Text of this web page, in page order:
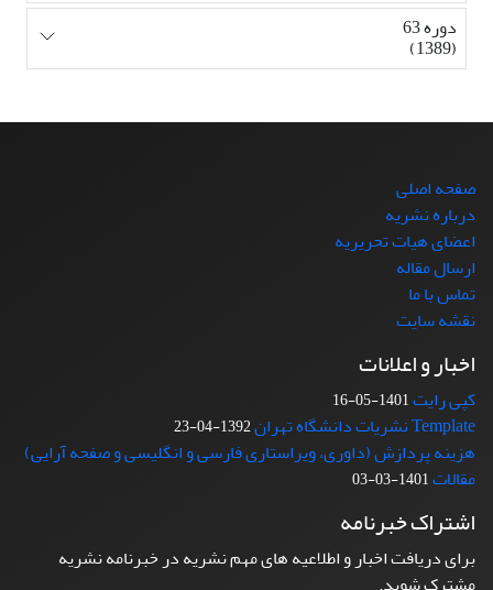
دوره 63
(1389)
صفحه اصلی
درباره نشریه
اعضای هیات تحریریه
ارسال مقاله
تماس با ما
نقشه سایت
اخبار و اعلانات
کپی رایت1401-05-16
Template نشریات دانشگاه تهران 1392-04-23
هزینه پردازش (داوری، ویراستاری فارسی و انگلیسی و صفحه آرایی)
مقالات1401-03-03
اشتراک خبرنامه
برای دریافت اخبار و اطلاعیه های مهم نشریه در خبرنامه نشریه